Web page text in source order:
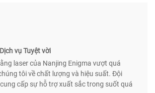
vụ Tuyệt vời
laser của Nanjing Enigma vượt quá
tôi về chất lượng và hiệu suất. Đội
cấp sự hỗ trợ xuất sắc trong suốt quá